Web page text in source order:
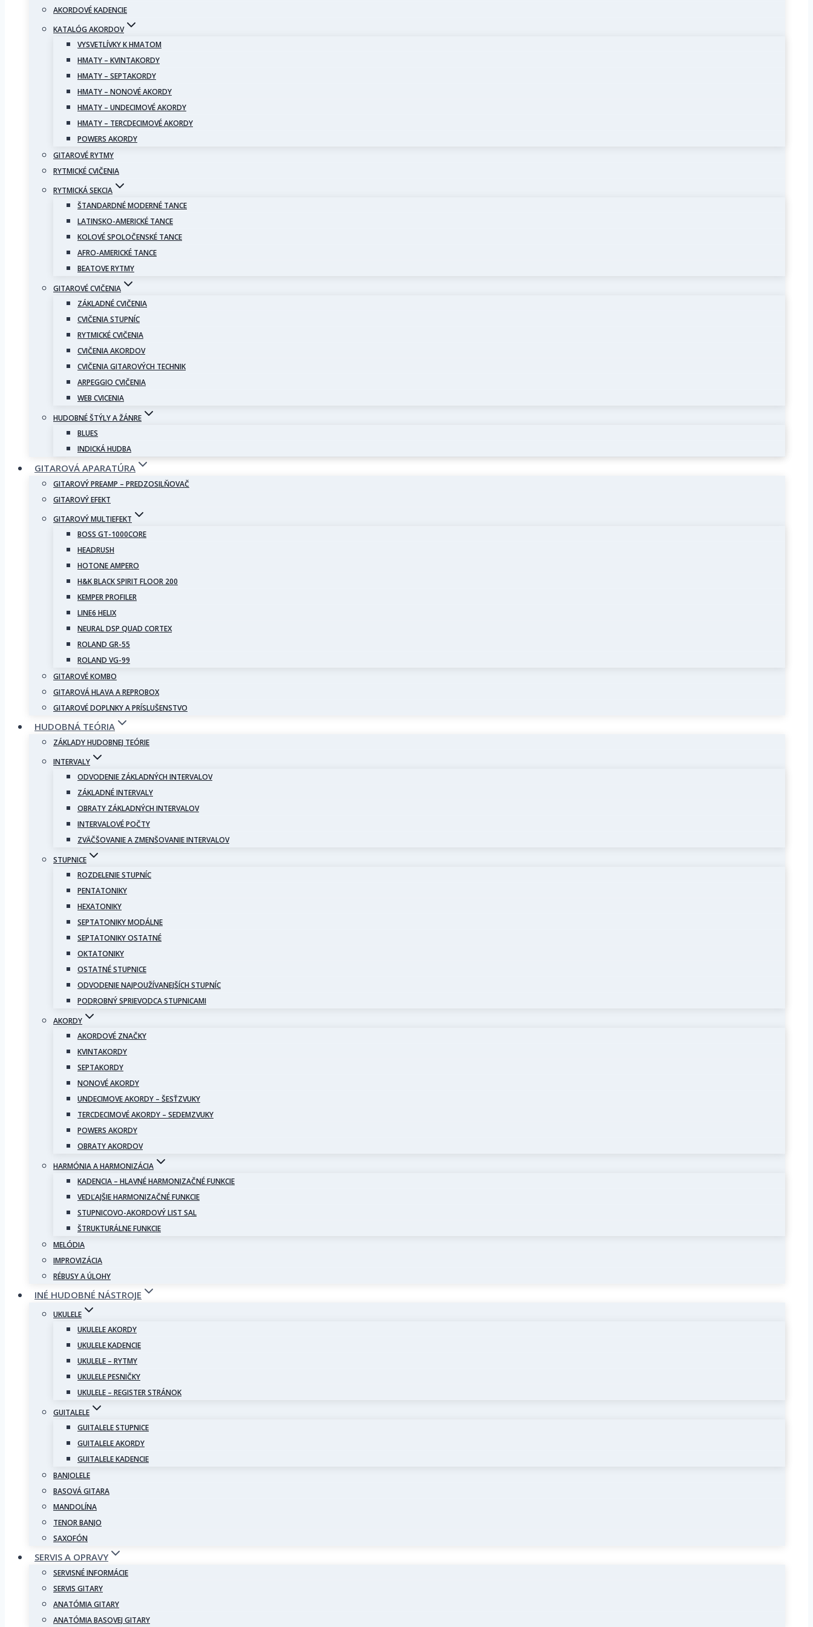
AKORDOVÉ KADENCIE
KATALÓG AKORDOV
VYSVETLÍVKY K HMATOM
HMATY – KVINTAKORDY
HMATY – SEPTAKORDY
HMATY – NONOVÉ AKORDY
HMATY – UNDECIMOVÉ AKORDY
HMATY – TERCDECIMOVÉ AKORDY
POWERS AKORDY
GITAROVÉ RYTMY
RYTMICKÉ CVIČENIA
RYTMICKÁ SEKCIA
ŠTANDARDNÉ MODERNÉ TANCE
LATINSKO-AMERICKÉ TANCE
KOLOVÉ SPOLOČENSKÉ TANCE
AFRO-AMERICKÉ TANCE
BEATOVE RYTMY
GITAROVÉ CVIČENIA
ZÁKLADNÉ CVIČENIA
CVIČENIA STUPNÍC
RYTMICKÉ CVIČENIA
CVIČENIA AKORDOV
CVIČENIA GITAROVÝCH TECHNIK
ARPEGGIO CVIČENIA
WEB CVICENIA
HUDOBNÉ ŠTÝLY A ŽÁNRE
BLUES
INDICKÁ HUDBA
GITAROVÁ APARATÚRA
GITAROVÝ PREAMP – PREDZOSILŇOVAČ
GITAROVÝ EFEKT
GITAROVÝ MULTIEFEKT
BOSS GT-1000CORE
HEADRUSH
HOTONE AMPERO
H&K BLACK SPIRIT FLOOR 200
KEMPER PROFILER
LINE6 HELIX
NEURAL DSP QUAD CORTEX
ROLAND GR-55
ROLAND VG-99
GITAROVÉ KOMBO
GITAROVÁ HLAVA A REPROBOX
GITAROVÉ DOPLNKY A PRÍSLUŠENSTVO
HUDOBNÁ TEÓRIA
ZÁKLADY HUDOBNEJ TEÓRIE
INTERVALY
ODVODENIE ZÁKLADNÝCH INTERVALOV
ZÁKLADNÉ INTERVALY
OBRATY ZÁKLADNÝCH INTERVALOV
INTERVALOVÉ POČTY
ZVÄČŠOVANIE A ZMENŠOVANIE INTERVALOV
STUPNICE
ROZDELENIE STUPNÍC
PENTATONIKY
HEXATONIKY
SEPTATONIKY MODÁLNE
SEPTATONIKY OSTATNÉ
OKTATONIKY
OSTATNÉ STUPNICE
ODVODENIE NAJPOUŽÍVANEJŠÍCH STUPNÍC
PODROBNÝ SPRIEVODCA STUPNICAMI
AKORDY
AKORDOVÉ ZNAČKY
KVINTAKORDY
SEPTAKORDY
NONOVÉ AKORDY
UNDECIMOVE AKORDY – ŠESŤZVUKY
TERCDECIMOVÉ AKORDY – SEDEMZVUKY
POWERS AKORDY
OBRATY AKORDOV
HARMÓNIA A HARMONIZÁCIA
KADENCIA – HLAVNÉ HARMONIZAČNÉ FUNKCIE
VEDĽAJŠIE HARMONIZAČNÉ FUNKCIE
STUPNICOVO-AKORDOVÝ LIST SAL
ŠTRUKTURÁLNE FUNKCIE
MELÓDIA
IMPROVIZÁCIA
RÉBUSY A ÚLOHY
INÉ HUDOBNÉ NÁSTROJE
UKULELE
UKULELE AKORDY
UKULELE KADENCIE
UKULELE – RYTMY
UKULELE PESNIČKY
UKULELE – REGISTER STRÁNOK
GUITALELE
GUITALELE STUPNICE
GUITALELE AKORDY
GUITALELE KADENCIE
BANJOLELE
BASOVÁ GITARA
MANDOLÍNA
TENOR BANJO
SAXOFÓN
SERVIS A OPRAVY
SERVISNÉ INFORMÁCIE
SERVIS GITARY
ANATÓMIA GITARY
ANATÓMIA BASOVEJ GITARY